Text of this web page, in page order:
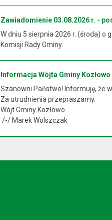
Zawiadomienie 03.08.2026 r. -
W dniu 5 sierpnia 2026 r. (środa) o
Komisji Rady Gminy.
Informacja Wójta Gminy Kozłowo
Szanowni Państwo! Informuję, że
Za utrudnienia przepraszamy.
Wójt Gminy Kozłowo
/-/ Marek Wolszczak